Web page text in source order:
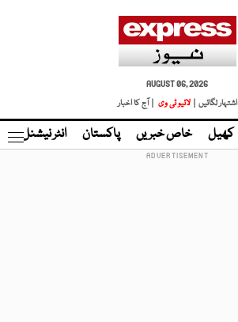
AUGUST 06, 2026
اشتہار لگائیں |
لائیو ٹی وی | آج کا اخبار
کھیل خاص خبریں پاکستان انٹر نیشنل